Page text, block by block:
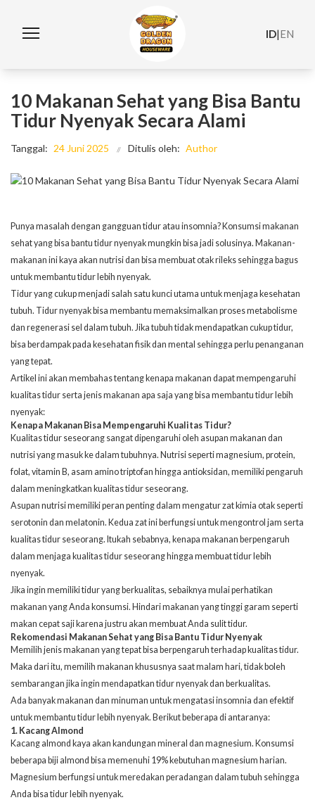
ID|EN
10 Makanan Sehat yang Bisa Bantu
Tidur Nyenyak Secara Alami
Tanggal: 24 Juni 2025 Ditulis oleh: Author
Punya masalah dengan gangguan tidur atau insomnia? Konsumsi makanan
sehat yang bisa bantu tidur nyenyak mungkin bisa jadi solusinya. Makanan-
makanan ini kaya akan nutrisi dan bisa membuat otak rileks sehingga bagus
untuk membantu tidur lebih nyenyak.
Tidur yang cukup menjadi salah satu kunci utama untuk menjaga kesehatan
tubuh. Tidur nyenyak bisa membantu memaksimalkan proses metabolisme
dan regenerasi sel dalam tubuh. Jika tubuh tidak mendapatkan cukup tidur,
bisa berdampak pada kesehatan fisik dan mental sehingga perlu penanganan
yang tepat.
Artikel ini akan membahas tentang kenapa makanan dapat mempengaruhi
kualitas tidur serta jenis makanan apa saja yang bisa membantu tidur lebih
nyenyak:
Kenapa Makanan Bisa Mempengaruhi Kualitas Tidur?
Kualitas tidur seseorang sangat dipengaruhi oleh asupan makanan dan
nutrisi yang masuk ke dalam tubuhnya. Nutrisi seperti magnesium, protein,
folat, vitamin B, asam amino triptofan hingga antioksidan, memiliki pengaruh
dalam meningkatkan kualitas tidur seseorang.
Asupan nutrisi memiliki peran penting dalam mengatur zat kimia otak seperti
serotonin dan melatonin. Kedua zat ini berfungsi untuk mengontrol jam serta
kualitas tidur seseorang. Itukah sebabnya, kenapa makanan berpengaruh
dalam menjaga kualitas tidur seseorang hingga membuat tidur lebih
nyenyak.
Jika ingin memiliki tidur yang berkualitas, sebaiknya mulai perhatikan
makanan yang Anda konsumsi. Hindari makanan yang tinggi garam seperti
makan cepat saji karena justru akan membuat Anda sulit tidur.
Rekomendasi Makanan Sehat yang Bisa Bantu Tidur Nyenyak
Memilih jenis makanan yang tepat bisa berpengaruh terhadap kualitas tidur.
Maka dari itu, memilih makanan khususnya saat malam hari, tidak boleh
sembarangan jika ingin mendapatkan tidur nyenyak dan berkualitas.
Ada banyakmakanan dan minuman untuk mengatasi insomnia dan efektif
untuk membantu tidur lebih nyenyak. Berikut beberapa di antaranya:
1. Kacang Almond
Kacang almond kaya akan kandungan mineral dan magnesium. Konsumsi
beberapa biji almond bisa memenuhi 19% kebutuhan magnesium harian.
Magnesium berfungsi untuk meredakan peradangan dalam tubuh sehingga
Anda bisa tidur lebih nyenyak.